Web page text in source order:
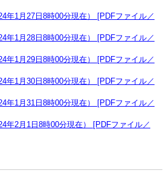
年1月27日8時00分現在） [PDFファイル／
年1月28日8時00分現在） [PDFファイル／
年1月29日8時00分現在） [PDFファイル／
年1月30日8時00分現在） [PDFファイル／
年1月31日8時00分現在） [PDFファイル／
年2月1日8時00分現在） [PDFファイル／